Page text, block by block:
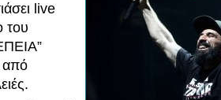
live
του
από